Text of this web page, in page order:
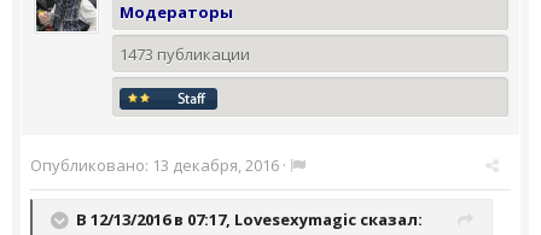
Модераторы
1473 публикации
Опубликовано: 13 декабря, 2016 ·
В 12/13/2016 в 07:17, Lovesexymagic сказал: